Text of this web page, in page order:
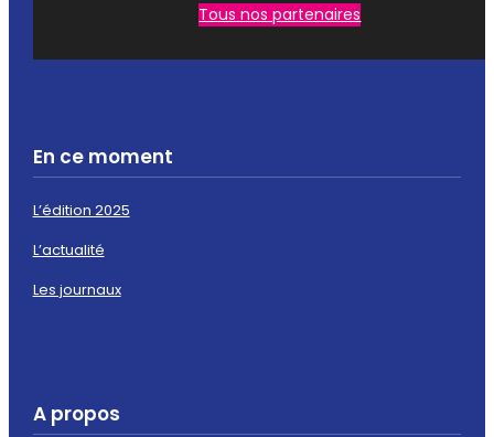
Tous nos partenaires
En ce moment
L’édition 2025
L’actualité
Les journaux
A propos